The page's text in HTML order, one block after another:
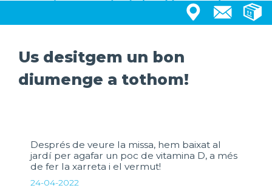
Us desitgem un bon
diumenge a tothom!
Després de veure la missa, hem baixat al
jardí per agafar un poc de vitamina D, a més
de fer la xarreta i el vermut!
24-04-2022